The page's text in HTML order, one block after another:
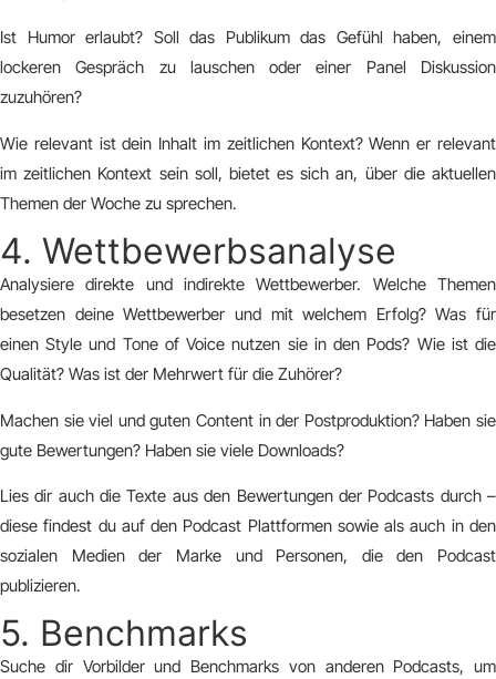
Ist Humor erlaubt? Soll das Publikum das Gefühl haben, einem
lockeren Gespräch zu lauschen oder einer Panel Diskussion
zuzuhören?
Wie relevant ist dein Inhalt im zeitlichen Kontext? Wenn er relevant
im zeitlichen Kontext sein soll, bietet es sich an, über die aktuellen
Themen der Woche zu sprechen.
4. Wettbewerbsanalyse
Analysiere direkte und indirekte Wettbewerber. Welche Themen
besetzen deine Wettbewerber und mit welchem Erfolg? Was für
einen Style und Tone of Voice nutzen sie in den Pods? Wie ist die
Qualität? Was ist der Mehrwert für die Zuhörer?
Machen sie viel und guten Content in der Postproduktion? Haben sie
gute Bewertungen? Haben sie viele Downloads?
Lies dir auch die Texte aus den Bewertungen der Podcasts durch –
diese findest du auf den Podcast Plattformen sowie als auch in den
sozialen Medien der Marke und Personen, die den Podcast
publizieren.
5. Benchmarks
Suche dir Vorbilder und Benchmarks von anderen Podcasts, um